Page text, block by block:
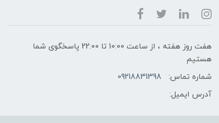
هفت روز هفته ، از ساعت 10:00 تا 22:00 پاسخگوی شما
هستیم
شماره تماس:
09218831398
آدرس ایمیل: